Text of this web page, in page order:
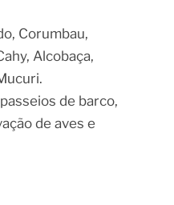
Corumbau,
Alcobaça,
de barco,
de aves e